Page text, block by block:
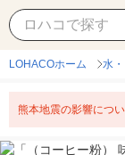
LOHACOホーム 水
熊本地震の影響につ